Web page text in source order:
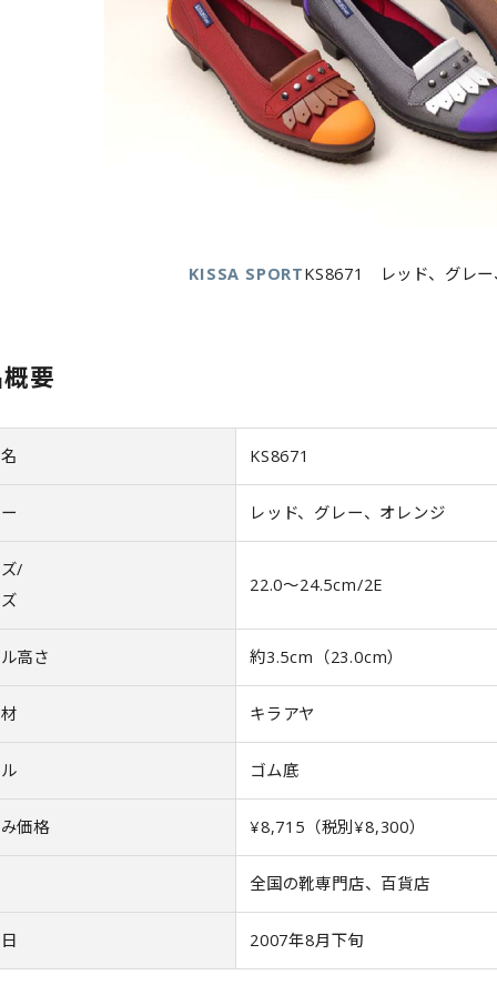
KISSA SPORTKS8671 レッド、グレー
要
KS8671
レッド、グレー、オレンジ
/
22.0〜24.5cm/2E
高さ 約3.5cm（23.0cm）
キラアヤ
ゴム底
価格 ¥8,715（税別¥8,300）
全国の靴専門店、百貨店
2007年8月下旬